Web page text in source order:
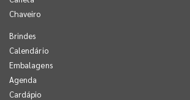
Chaveiro
Brindes
Calendário
Embalagens
Agenda
Cardápio